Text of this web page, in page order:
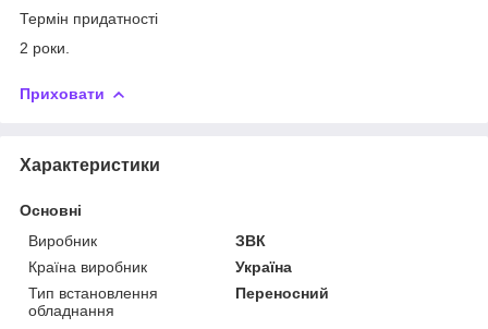
Термін придатності
2 роки.
Приховати
Характеристики
Основні
Виробник
ЗВК
Країна виробник
Україна
Тип встановлення
обладнання
Переносний